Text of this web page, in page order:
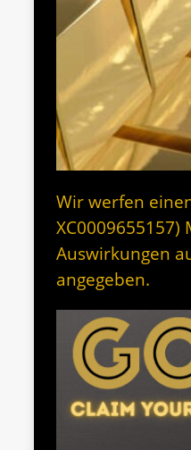
Wir werfen
XC0009655157)
Auswirkungen
angegeben.